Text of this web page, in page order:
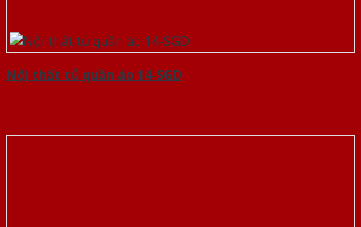
Nội thất tủ quần áo 14-SGD